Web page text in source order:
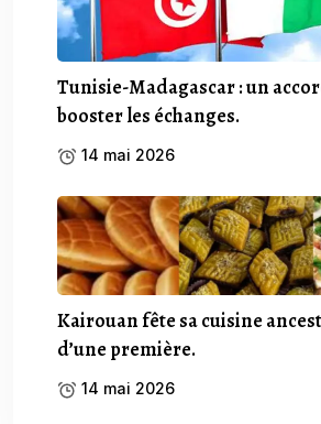
Tunisie-Madagascar : un
booster les échanges.
14 mai 2026
Kairouan fête sa cuisine
d’une première.
14 mai 2026